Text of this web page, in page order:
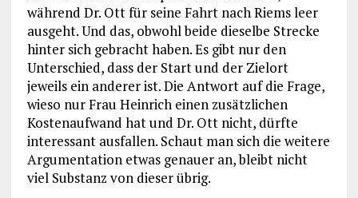
während Dr. Ott für seine Fahrt nach Riems leer
ausgeht. Und das, obwohl beide dieselbe Strecke
hinter sich gebracht haben. Es gibt nur den
Unterschied, dass der Start und der Zielort
jeweils ein anderer ist. Die Antwort auf die Frage,
wieso nur Frau Heinrich einen zusätzlichen
Kostenaufwand hat und Dr. Ott nicht, dürfte
interessant ausfallen. Schaut man sich die weitere
Argumentation etwas genauer an, bleibt nicht
viel Substanz von dieser übrig.